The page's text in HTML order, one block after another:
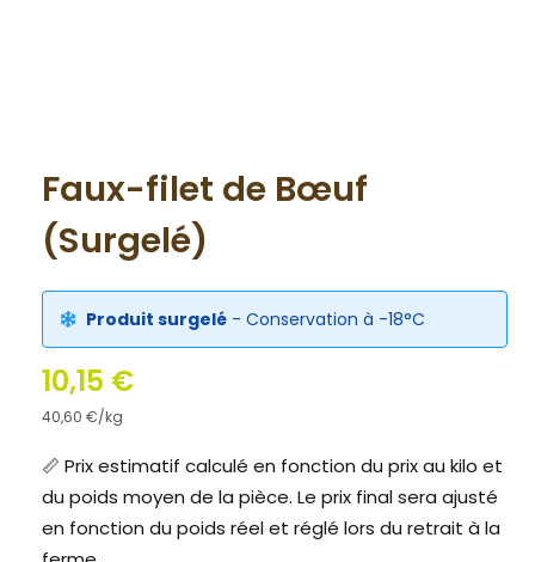
Faux-filet de Bœuf
(Surgelé)
Produit surgelé - Conservation à -18°C
10,15 €
40,60€/kg
📏 Prix estimatif calculé en fonction du prix au kilo et
du poids moyen de la pièce. Le prix final sera ajusté
en fonction du poids réel et réglé lors du retrait à la